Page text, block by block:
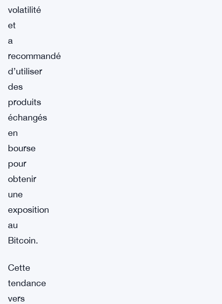
volatilité
et
a
recommandé
d’utiliser
des
produits
échangés
en
bourse
pour
obtenir
une
exposition
au
Bitcoin.
Cette
tendance
vers